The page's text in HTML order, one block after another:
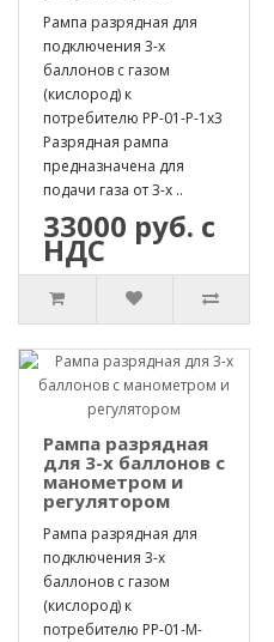
Рампа разрядная для
подключения 3-х
баллонов с газом
(кислород) к
потребителю РР-01-Р-1х3
Разрядная рампа
предназначена для
подачи газа от 3-х ..
33000 руб. с
НДС
Рампа разрядная
для 3-х баллонов с
манометром и
регулятором
Рампа разрядная для
подключения 3-х
баллонов с газом
(кислород) к
потребителю РР-01-М-